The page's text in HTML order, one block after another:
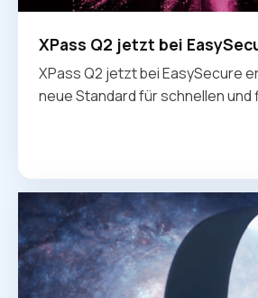
XPass Q2 jetzt bei
XPass Q2 jetzt bei EasySecure
neue Standard für schnellen und